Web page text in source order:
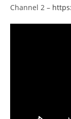
Channel 2 –